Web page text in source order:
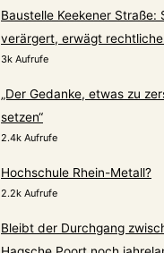
Baustelle Keekener Straße:
verärgert, erwägt
3k Aufrufe
„Der Gedanke, etwas zu
setzen“
2.4k Aufrufe
Hochschule Rhein-Metall?
2.2k Aufrufe
Bleibt der Durchgang